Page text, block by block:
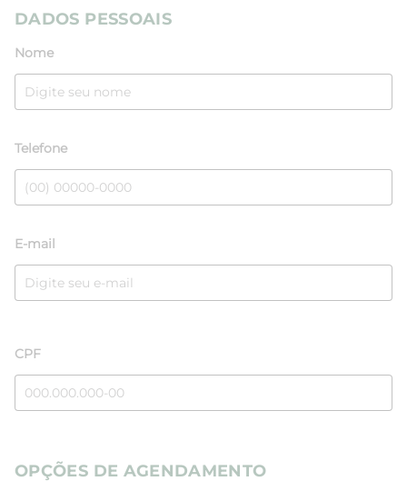
DADOS PESSOAIS
Nome
Telefone
E-mail
CPF
OPÇÕES DE AGENDAMENTO